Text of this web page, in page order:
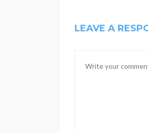
LEAVE A